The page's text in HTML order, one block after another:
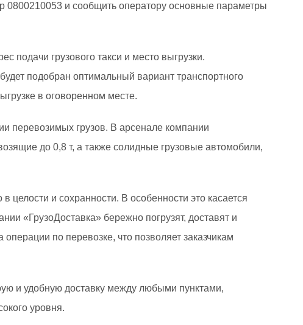
0800210053 и сообщить оператору основные параметры
подачи грузового такси и место выгрузки.
подобран оптимальный вариант транспортного
в оговоренном месте.
перевозимых грузов. В арсенале компании
до 0,8 т, а также солидные грузовые автомобили,
и сохранности. В особенности это касается
«ГрузоДоставка» бережно погрузят, доставят и
операции по перевозке, что позволяет заказчикам
и удобную доставку между любыми пунктами,
уровня.